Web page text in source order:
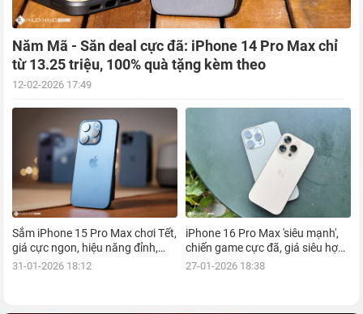
Năm Mã - Săn deal cực đã: iPhone 14 Pro Max chỉ
từ 13.25 triệu, 100% quà tặng kèm theo
12-02-2026 17:49
Sắm iPhone 15 Pro Max chơi Tết,
giá cực ngon, hiệu năng đỉnh,
kèm nhiều ưu đãi, mua ngay!
31-01-2026 18:12
iPhone 16 Pro Max 'siêu mạnh',
chiến game cực đã, giá siêu hợp
lý, mua ngay!
27-01-2026 18:38